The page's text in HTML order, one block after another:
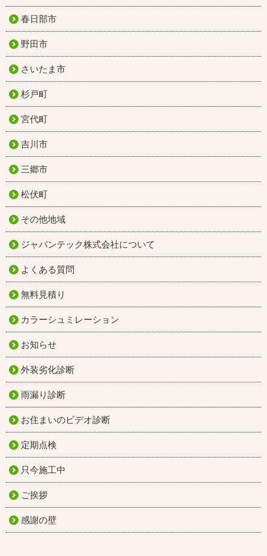
春日部市
野田市
さいたま市
杉戸町
宮代町
吉川市
三郷市
松伏町
その他地域
ジャパンテック株式会社について
よくある質問
無料見積り
カラーシュミレーション
お知らせ
外装劣化診断
雨漏り診断
お住まいのビデオ診断
定期点検
只今施工中
ご挨拶
感謝の壁